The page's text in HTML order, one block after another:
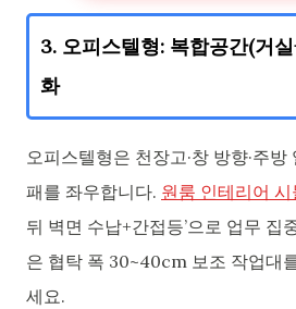
3. 오피스텔형: 복합공간(거
화
오피스텔형은 천장고·창 방향·주
패를 좌우합니다. 원룸 인테리어 시
뒤 벽면 수납+간접등’으로 업무 집
은 협탁 폭 30~40cm 보조 작업대
세요.